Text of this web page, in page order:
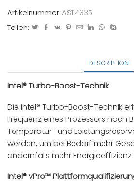
Artikelnummer:AS114335
Teilen:
DESCRIPTION
Intel® Turbo-Boost-Technik
Die Intel® Turbo-Boost-Technik
Frequenz eines Prozessors nach
Temperatur- und
werden, um bei Bedarf mehr
andernfalls mehr Energieeffizienz
Intel® vPro™